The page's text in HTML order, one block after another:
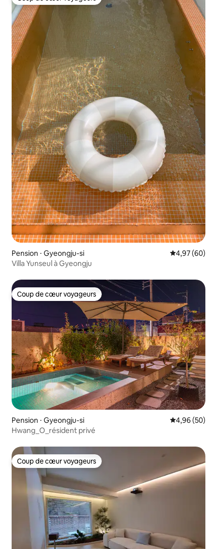
Coup de cœur voyageurs
Pension ⋅ Gyeongju-si Évaluation
4,97 (60)
Villa Yunseul à Gyeongju
Coup de cœur voyageurs
Coup de cœur voyageurs
Pension ⋅ Gyeongju-si Évaluation
4,96 (50)
Hwang_O_résident privé
Coup de cœur voyageurs
Coup de cœur voyageurs